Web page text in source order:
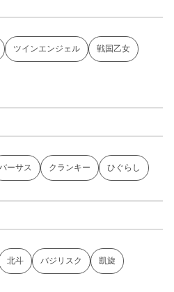
ツインエンジェル 戦国乙女
バーサス クランキー ひぐらし
北斗 バジリスク 凱旋